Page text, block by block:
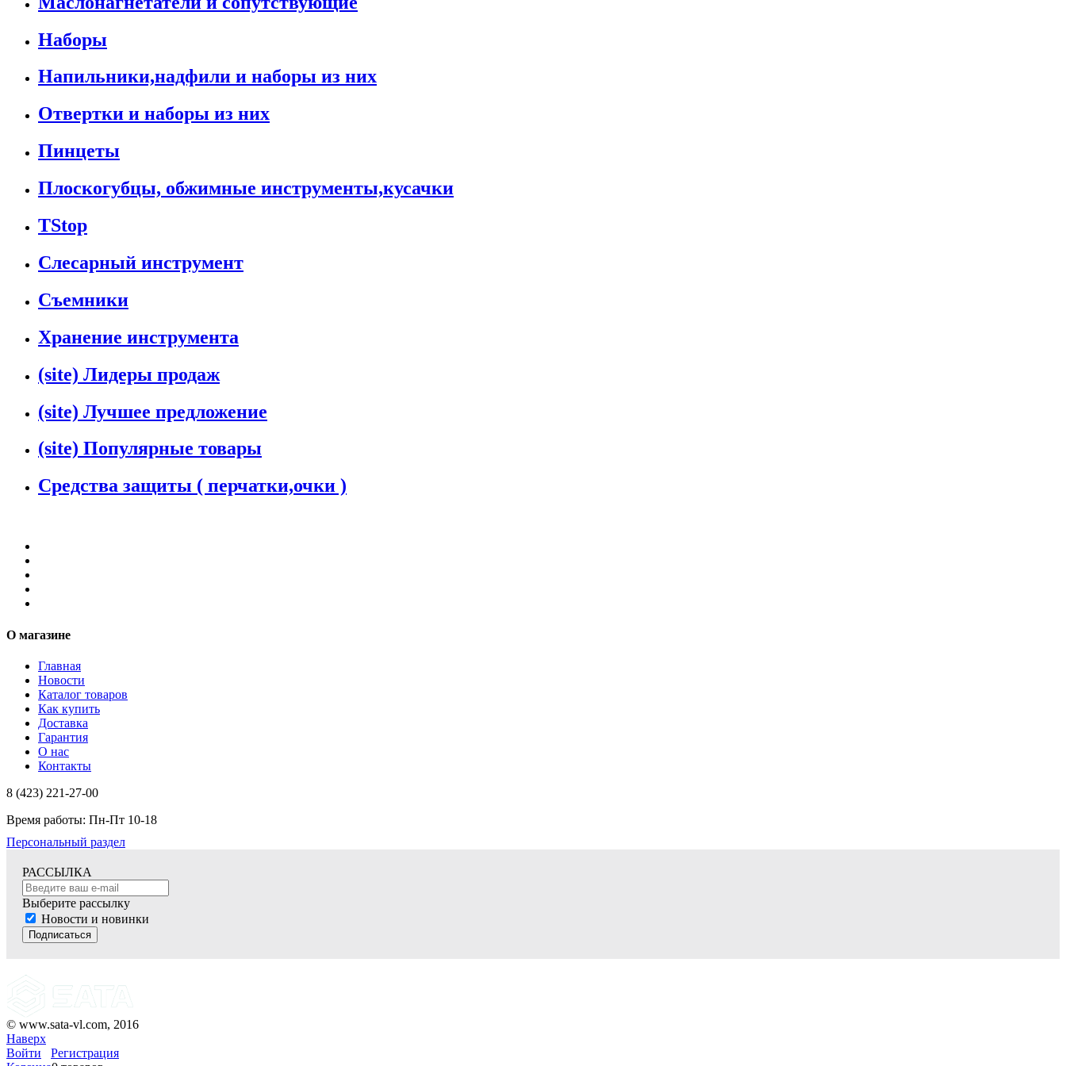
Наборы
Напильники,надфили и наборы из них
Отвертки и наборы из них
Пинцеты
Плоскогубцы, обжимные инструменты,кусачки
TStop
Слесарный инструмент
Съемники
Хранение инструмента
(site) Лидеры продаж
(site) Лучшее предложение
(site) Популярные товары
Средства защиты ( перчатки,очки )
О магазине
Главная
Новости
Каталог товаров
Как купить
Доставка
Гарантия
О нас
Контакты
8 (423) 221-27-00
Время работы: Пн-Пт 10-18
Персональный раздел
РАССЫЛКА
Выберите рассылку
Новости и новинки
Подписаться
© www.sata-vl.com, 2016
Наверх
Войти
Регистрация